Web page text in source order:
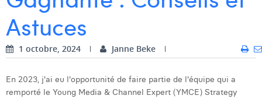
Dhan Claes
Elio Civalleri
Astuces
1 octobre, 2024 Janne Beke
En 2023, j'ai eu l'opportunité de faire partie de l'équipe qui a
remporté le Young Media & Channel Expert (YMCE) Strategy